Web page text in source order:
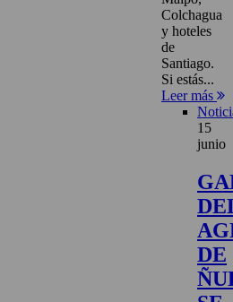
Colchagua
y hoteles
de
Santiago.
Si estás...
Leer más
15
junio
DE